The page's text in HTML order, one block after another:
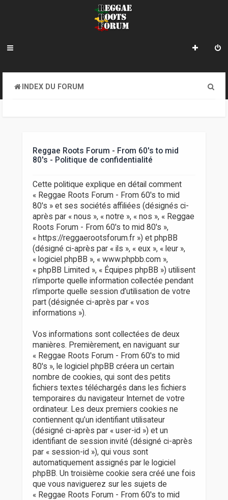
INDEX DU FORUM
Reggae Roots Forum - From 60's to mid
80's - Politique de confidentialité
Cette politique explique en détail comment
« Reggae Roots Forum - From 60's to mid
80's » et ses sociétés affiliées (désignés ci-
après par « nous », « notre », « nos », « Reggae
Roots Forum - From 60's to mid 80's »,
« https://reggaerootsforum.fr ») et phpBB
(désigné ci-après par « ils », « eux », « leur »,
« logiciel phpBB », « www.phpbb.com »,
« phpBB Limited », « Équipes phpBB ») utilisent
n’importe quelle information collectée pendant
n’importe quelle session d’utilisation de votre
part (désignée ci-après par « vos
informations »).
Vos informations sont collectées de deux
manières. Premièrement, en naviguant sur
« Reggae Roots Forum - From 60's to mid
80's », le logiciel phpBB créera un certain
nombre de cookies, qui sont des petits
fichiers textes téléchargés dans les fichiers
temporaires du navigateur Internet de votre
ordinateur. Les deux premiers cookies ne
contiennent qu’un identifiant utilisateur
(désigné ci-après par « user-id ») et un
identifiant de session invité (désigné ci-après
par « session-id »), qui vous sont
automatiquement assignés par le logiciel
phpBB. Un troisième cookie sera créé une fois
que vous naviguerez sur les sujets de
« Reggae Roots Forum - From 60's to mid